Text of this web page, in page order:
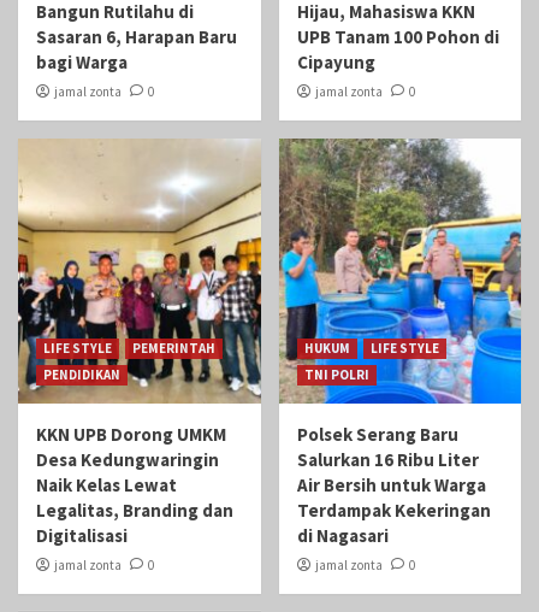
Bangun Rutilahu di
Sasaran 6, Harapan Baru
bagi Warga
jamal zonta 0
Hijau, Mahasiswa KKN
UPB Tanam 100 Pohon di
Cipayung
jamal zonta 0
LIFE STYLE
PEMERINTAH
PENDIDIKAN
KKN UPB Dorong UMKM
Desa Kedungwaringin
Naik Kelas Lewat
Legalitas, Branding dan
Digitalisasi
jamal zonta 0
HUKUM
LIFE STYLE
TNI POLRI
Polsek Serang Baru
Salurkan 16 Ribu Liter
Air Bersih untuk Warga
Terdampak Kekeringan
di Nagasari
jamal zonta 0